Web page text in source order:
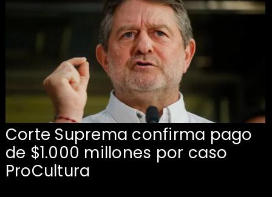
Corte Suprema confirma pago
de $1.000 millones por caso
ProCultura